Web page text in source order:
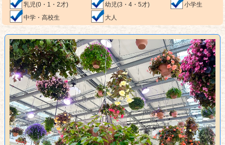
乳児(0・1・2才) 幼児(3・4・5才) 小学生
中学・高校生 大人